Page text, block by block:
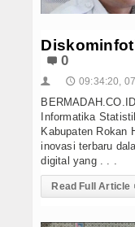
0
👤 🕔 09:34:20,
Informatika
Kabupaten Rokan
inovasi terbaru
digital yang . . .
Read Full Article